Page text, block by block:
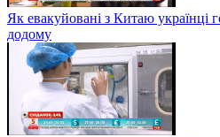
Як евакуйовані з Китаю українці
додому